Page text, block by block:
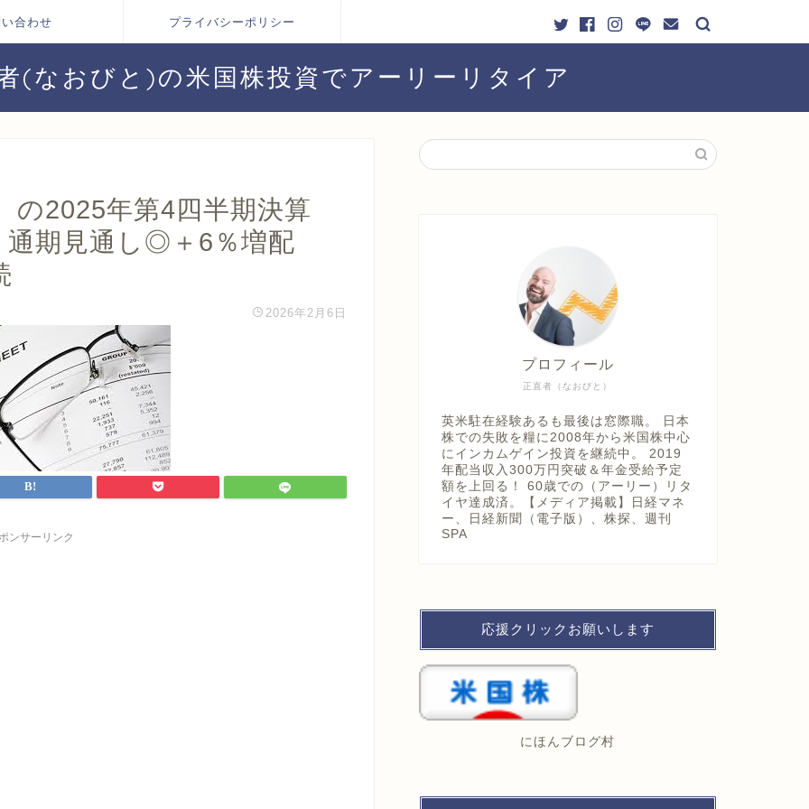
合わせ プライバシーポリシー
(なおびと)の米国株投資でアーリーリタイア
の2025年第4四半期決算
期見通し◎＋6％増配
2026年2月6日
ンサーリンク
正直者（なおびと）
プロフィール
英米駐在経験あるも最後は窓際職。 日本
株での失敗を糧に2008年から米国株中心
にインカムゲイン投資を継続中。 2019
年配当収入300万円突破＆年金受給予定
額を上回る！ 60歳での（アーリー）リタ
イヤ達成済。【メディア掲載】日経マネ
ー、日経新聞（電子版）、株探、週刊
SPA
応援クリックお願いします
にほんブログ村